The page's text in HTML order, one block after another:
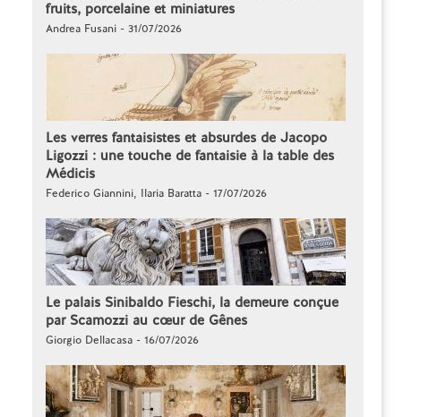
fruits, porcelaine et miniatures
Andrea Fusani - 31/07/2026
Les verres fantaisistes et absurdes de Jacopo
Ligozzi : une touche de fantaisie à la table des
Médicis
Federico Giannini, Ilaria Baratta - 17/07/2026
Le palais Sinibaldo Fieschi, la demeure conçue
par Scamozzi au cœur de Gênes
Giorgio Dellacasa - 16/07/2026